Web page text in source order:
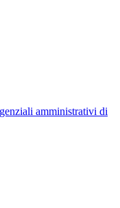
amministrativi di